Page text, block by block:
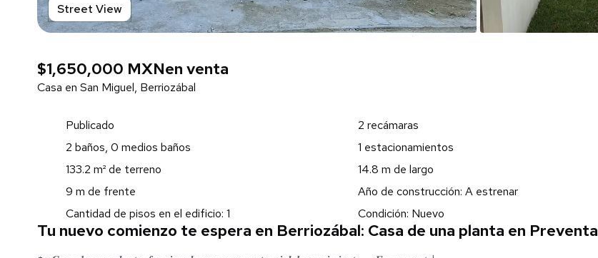
Street View
$1,650,000 MXNen venta
Casa en San Miguel, Berriozábal
Publicado
2 recámaras
2 baños, 0 medios baños
1 estacionamientos
133.2 m² de terreno
14.8 m de largo
9 m de frente
Año de construcción: A estrenar
Cantidad de pisos en el edificio: 1
Condición: Nuevo
Tu nuevo comienzo te espera en Berriozábal: Casa de una planta en Preventa